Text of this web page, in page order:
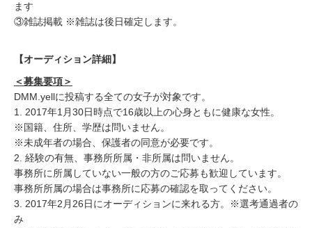
ます
③雑誌掲載 ※雑誌は後日確定します。
【オーディション詳細】
＜募集要項＞
DMM.yellに投稿する全ての女子が対象です。
1. 2017年1月30日時点で16歳以上の心身ともに健康な女性。
※国籍、住所、学歴は問いません。
※未成年者の場合、保護者の同意が必要です。
2. 経験の有無、事務所所属・非所属は問いません。
事務所に所属していない一般の方のご応募も歓迎しています。
事務所所属の場合は事務所に応募の確認を取ってください。
3. 2017年2月26日にオーディションに来れる方。※選考通過者の
み